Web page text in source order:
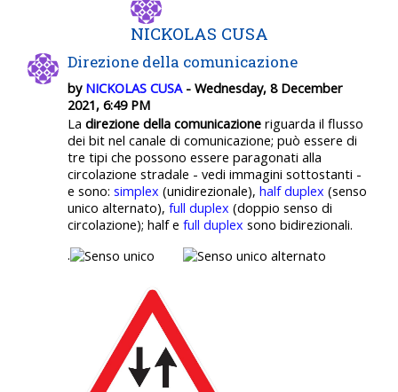
NICKOLAS CUSA
Direzione della comunicazione
by NICKOLAS CUSA- Wednesday, 8 December
2021, 6:49 PM
La direzione della comunicazione riguarda il flusso
dei bit nel canale di comunicazione; può essere di
tre tipi che possono essere paragonati alla
circolazione stradale - vedi immagini sottostanti -
e sono: simplex (unidirezionale), half duplex (senso
unico alternato), full duplex (doppio senso di
circolazione); half e full duplex sono bidirezionali.
.